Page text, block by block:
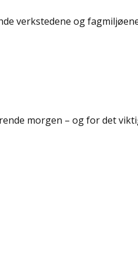
verkstedene og
morgen – og for det